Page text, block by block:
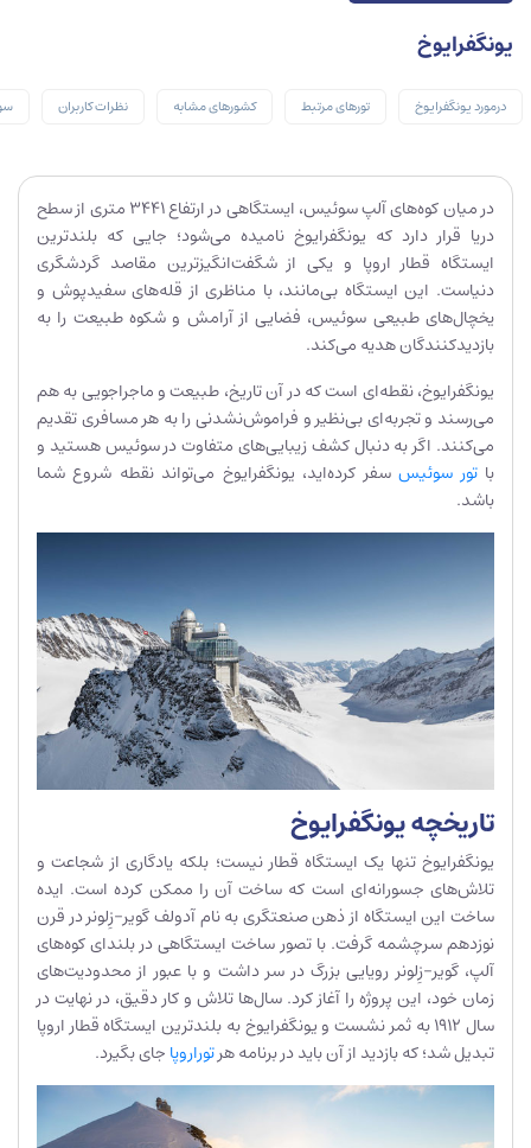
یونگفرایوخ
درمورد یونگفرایوخ تورهای مرتبط کشورهای مشابه نظرات کاربران
در میان کوه‌های آلپ سوئیس، ایستگاهی در ارتفاع ۳۴۴۱ متری از سطح
دریا قرار دارد که یونگفرایوخ نامیده می‌شود؛ جایی که بلندترین
ایستگاه قطار اروپا و یکی از شگفت‌انگیزترین مقاصد گردشگری
دنیاست. این ایستگاه بی‌مانند، با مناظری از قله‌های سفیدپوش و
یخچال‌های طبیعی سوئیس، فضایی از آرامش و شکوه طبیعت را به
بازدیدکنندگان هدیه می‌کند.
یونگفرایوخ، نقطه‌ای است که در آن تاریخ، طبیعت و ماجراجویی به هم
می‌رسند و تجربه‌ای بی‌نظیر و فراموش‌نشدنی را به هر مسافری تقدیم
می‌کنند. اگر به دنبال کشف زیبایی‌های متفاوت در سوئیس هستید و
باتور سوئیسسفر کرده‌اید، یونگفرایوخ می‌تواند نقطه شروع شما
باشد.
تاریخچه یونگفرایوخ
یونگفرایوخ تنها یک ایستگاه قطار نیست؛ بلکه یادگاری از شجاعت و
تلاش‌های جسورانه‌ای است که ساخت آن را ممکن کرده است. ایده
ساخت این ایستگاه از ذهن صنعتگری به نام آدولف گویر-زِلونر در قرن
نوزدهم سرچشمه گرفت. با تصور ساخت ایستگاهی در بلندای کوه‌های
آلپ، گویر-زِلونر رویایی بزرگ در سر داشت و با عبور از محدودیت‌های
زمان خود، این پروژه را آغاز کرد. سال‌ها تلاش و کار دقیق، در نهایت در
سال ۱۹۱۲ به ثمر نشست و یونگفرایوخ به بلندترین ایستگاه قطار اروپا
تبدیل شد؛ که بازدید از آن باید در برنامه هرتوراروپا جای بگیرد.